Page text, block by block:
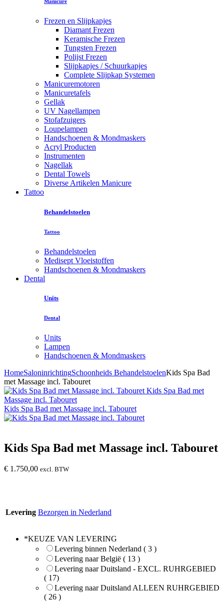
Manicure
Frezen en Slijpkapjes
Diamant Frezen
Keramische Frezen
Tungsten Frezen
Polijst Frezen
Slijpkapjes / Schuurkapjes
Complete Slijpkap Systemen
Manicuremotoren
Manicuretafels
Gellak
UV Nagellampen
Stofafzuigers
Loupelampen
Handschoenen & Mondmaskers
Acryl Producten
Instrumenten
Nagellak
Dental Towels
Diverse Artikelen Manicure
Tattoo
Behandelstoelen
Tattoo
Behandelstoelen
Medisept Vloeistoffen
Handschoenen & Mondmaskers
Dental
Units
Dental
Units
Lampen
Handschoenen & Mondmaskers
HomeSaloninrichtingSchoonheids BehandelstoelenKids Spa Bad
met Massage incl. Tabouret
Kids Spa Bad met
Massage incl. Tabouret
Kids Spa Bad met Massage incl. Tabouret
Kids Spa Bad met Massage incl. Tabouret
€ 1.750,00 excl. BTW
Levering Bezorgen in Nederland
*KEUZE VAN LEVERING
Levering binnen Nederland ( 3 )
Levering naar België ( 13 )
Levering naar Duitsland - EXCL. RUHRGEBIED
( 17)
Levering naar Duitsland ALLEEN RUHRGEBIED
( 26 )